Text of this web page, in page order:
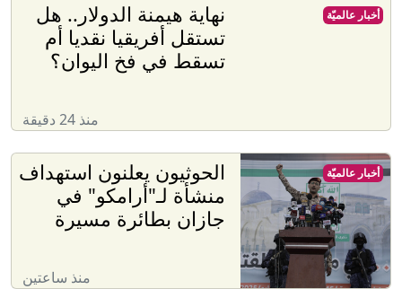
نهاية هيمنة الدولار.. هل
تستقل أفريقيا نقديا أم
تسقط في فخ اليوان؟
منذ 24 دقيقة
أخبار عالميّة
الحوثيون يعلنون استهداف
منشأة لـ"أرامكو" في
جازان بطائرة مسيرة
منذ ساعتين
أخبار عالميّة